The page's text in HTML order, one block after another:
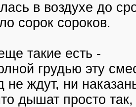
в воздухе до
сорок сороков.
такие есть -
грудью эту
не ждут, ни
дышат просто так,